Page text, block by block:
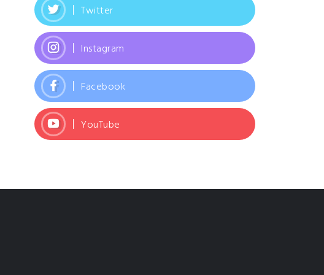
Twitter
Instagram
Facebook
YouTube